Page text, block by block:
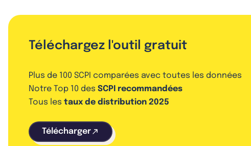
Téléchargez l'outil gratuit
Plus de 100 SCPI comparées avec toutes les données
Notre Top 10 des SCPI recommandées
Tous les taux de distribution 2025
Télécharger